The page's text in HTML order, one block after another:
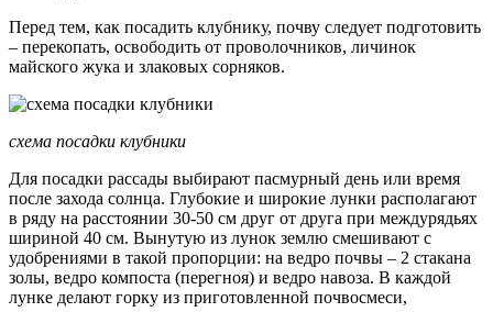
Перед тем, как посадить клубнику, почву следует подготовить
– перекопать, освободить от проволочников, личинок
майского жука и злаковых сорняков.
схема посадки клубники
Для посадки рассады выбирают пасмурный день или время
после захода солнца. Глубокие и широкие лунки располагают
в ряду на расстоянии 30-50 см друг от друга при междурядьях
шириной 40 см. Вынутую из лунок землю смешивают с
удобрениями в такой пропорции: на ведро почвы – 2 стакана
золы, ведро компоста (перегноя) и ведро навоза. В каждой
лунке делают горку из приготовленной почвосмеси,